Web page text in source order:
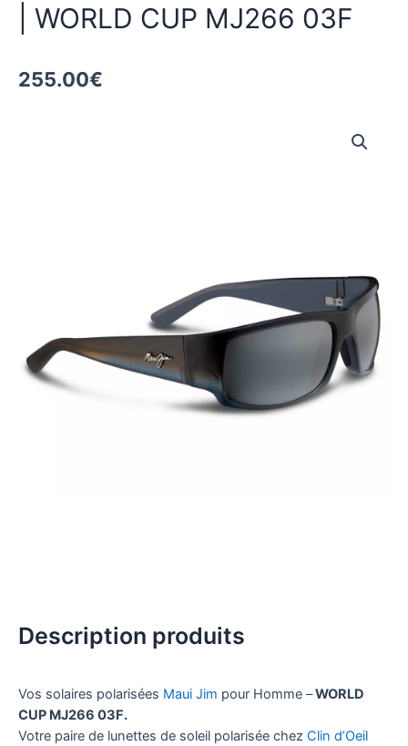
| WORLD CUP MJ266 03F
255.00€
Description produits
Vos solaires polarisées Maui Jim pour Homme –WORLD
CUP MJ266 03F.
Votre paire de lunettes de soleil polarisée chez Clin d’Oeil